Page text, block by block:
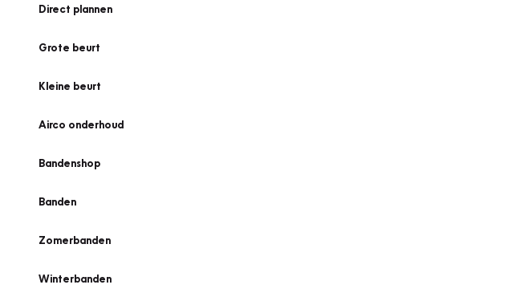
Direct plannen
Grote beurt
Kleine beurt
Airco onderhoud
Bandenshop
Banden
Zomerbanden
Winterbanden